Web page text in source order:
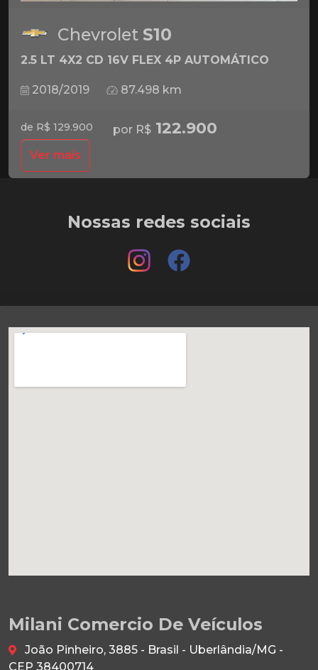
Chevrolet S10
2.5 LT 4X2 CD 16V FLEX 4P AUTOMÁTICO
2018/2019 87.498 km
de R$ 129.900 por R$ 122.900
Ver mais
Nossas redes sociais
Milani Comercio De Veículos
João Pinheiro, 3885 - Brasil - Uberlândia/MG -
CEP 38400714